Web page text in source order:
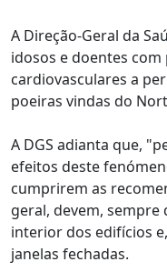
A Direção-Geral da
idosos e doentes
cardiovasculares a
poeiras vindas do
A DGS adianta que,
efeitos deste
cumprirem as
geral, devem, sempre
interior dos edifícios
janelas fechadas.